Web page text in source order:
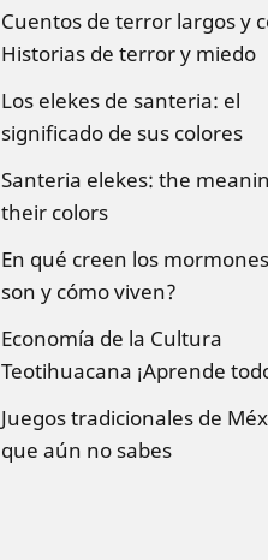
Cuentos de terror largos y
Historias de terror y miedo
Los elekes de santeria: el
significado de sus colores
Santeria elekes: the
their colors
En qué creen los
son y cómo viven?
Economía de la Cultura
Teotihuacana ¡Aprende
Juegos tradicionales de
que aún no sabes